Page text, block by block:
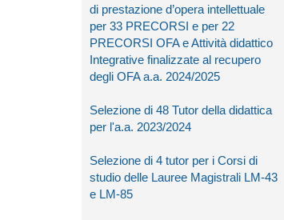
di prestazione d’opera intellettuale
per 33 PRECORSI e per 22
PRECORSI OFA e Attività didattico
Integrative finalizzate al recupero
degli OFA a.a. 2024/2025
Selezione di 48 Tutor della didattica
per l'a.a. 2023/2024
Selezione di 4 tutor per i Corsi di
studio delle Lauree Magistrali LM-43
e LM-85